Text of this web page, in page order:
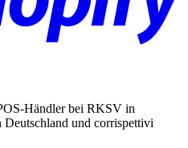
Händler bei RKSV in
und corrispettivi